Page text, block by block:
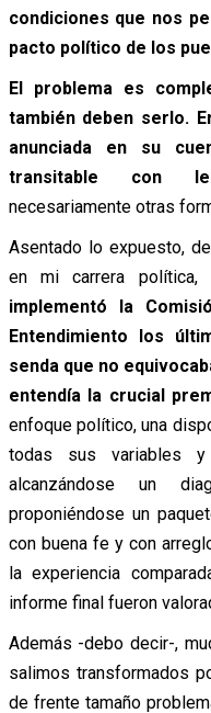
condiciones que nos
pacto político de los
El problema es
también deben serlo.
anunciada en su
transitable con
necesariamente otras
Asentado lo expuesto,
en mi carrera política,
implementó la
Entendimiento los
senda que no
entendía la crucial
enfoque político, una
todas sus variables
alcanzándose un
proponiéndose un
con buena fe y con
la experiencia
informe final fueron
Además -debo decir-,
salimos transformados
de frente tamaño